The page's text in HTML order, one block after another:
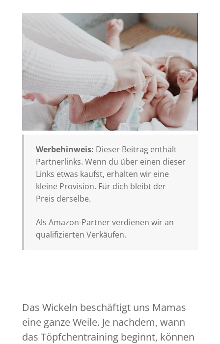
Werbehinweis: Dieser Beitrag enthält
Partnerlinks. Wenn du über einen dieser
Links etwas kaufst, erhalten wir eine
kleine Provision. Für dich bleibt der
Preis derselbe.
Als Amazon-Partner verdienen wir an
qualifizierten Verkäufen.
Das Wickeln beschäftigt uns Mamas
eine ganze Weile. Je nachdem, wann
das Töpfchentraining beginnt, können